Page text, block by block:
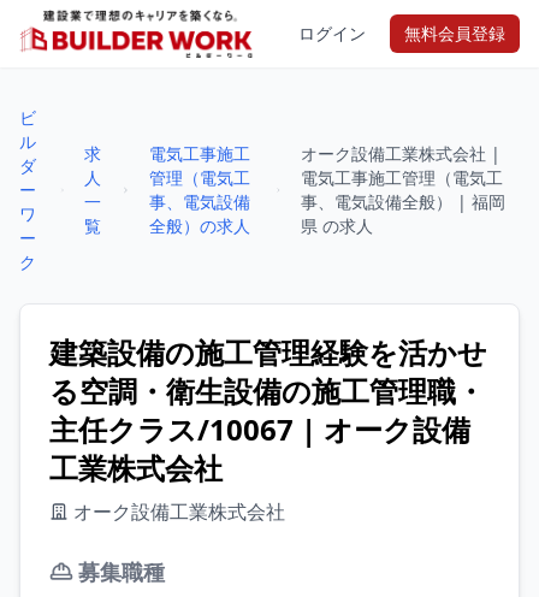
ログイン 無料会員登録
ビ
ル
ダ
ー
ワ
ー
ク
求
人
一
覧
電気工事施工
管理（電気工
事、電気設備
全般）の求人
オーク設備工業株式会社 |
電気工事施工管理（電気工
事、電気設備全般） | 福岡
県 の求人
建築設備の施工管理経験を活かせ
る空調・衛生設備の施工管理職・
主任クラス/10067 | オーク設備
工業株式会社
オーク設備工業株式会社
募集職種